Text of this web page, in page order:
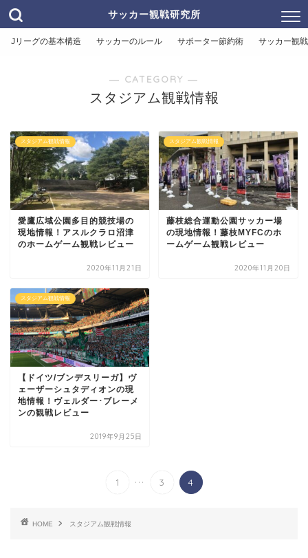
サッカー観戦研究所
Jリーグの基本構造 サッカーのルール サポーター節約術 サッカー観
― CATEGORY ―
スタジアム観戦情報
スタジアム観戦情報
愛鷹広域公園多目的競技場の
現地情報！アスルクラロ沼津
のホームゲーム観戦レビュー
2020年11月21日
スタジアム観戦情報
藤枝総合運動公園サッカー場
の現地情報！藤枝MYFCのホ
ームゲーム観戦レビュー
2020年11月20日
スタジアム観戦情報
【ドイツ/ブンデスリーガ】ヴ
ェーザーシュタディオンの現
地情報！ヴェルダー･ブレーメ
ンの観戦レビュー
2019年9月25日
1 ... 3 4
HOME スタジアム観戦情報